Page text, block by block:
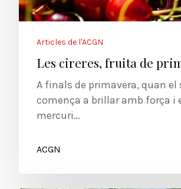
Articles de l'ACGN
Les cireres, fruita de
A finals de primavera, quan el
comença a brillar amb força i
mercuri…
ACGN